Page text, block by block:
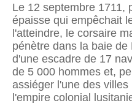
Le 12 septembre 1711,
épaisse qui empêchait
l'atteindre, le corsaire
pénètre dans la baie
d'une escadre de 17
de 5 000 hommes et,
assiéger l'une des
l'empire colonial